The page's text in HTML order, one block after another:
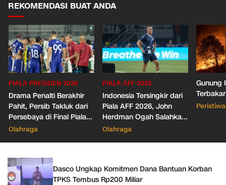
REKOMENDASI BUAT ANDA
PIALA PRESIDEN 2026
Drama Penalti Berakhir
Pahit, Persib Takluk dari
Persebaya di Final Piala
Presiden 2026
Olahraga
PIALA AFF 2026
Indonesia Tersingkir dari
Piala AFF 2026, John
Herdman Ogah Salahkan
Wasit
Olahraga
Gunung
Terbakar
Peristiwa
Dasco Ungkap Komitmen Dana Bantuan Korban
TPKS Tembus Rp200 Miliar